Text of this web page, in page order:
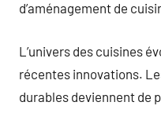
d’aménagement de
L’univers des cuisines
récentes innovations.
durables deviennent de